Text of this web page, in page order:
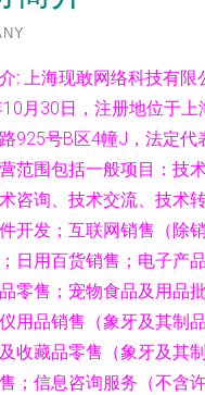
: 上海现敢网络科技有限
月30日，注册地位于上
925号B区4幢J，法定代
范围包括一般项目：技
咨询、技术交流、技术
开发；互联网销售（除
日用百货销售；电子产
零售；宠物食品及用品
用品销售（象牙及其制
收藏品零售（象牙及其
；信息咨询服务（不含